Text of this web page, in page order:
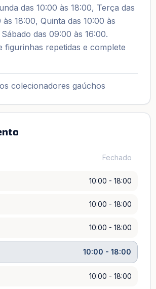
das 10:00 às 18:00, Terça das
18:00, Quinta das 10:00 às
das 09:00 às 16:00.
repetidas e complete
colecionadores gaúchos
Fechado
10:00 - 18:00
10:00 - 18:00
10:00 - 18:00
10:00 - 18:00
10:00 - 18:00